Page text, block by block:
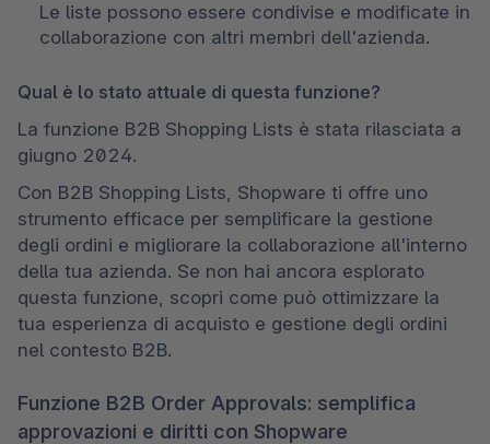
Le liste possono essere condivise e modificate in
collaborazione con altri membri dell'azienda.
Qual è lo stato attuale di questa funzione?
La funzione B2B Shopping Lists è stata rilasciata a
giugno 2024.
Con B2B Shopping Lists, Shopware ti offre uno
strumento efficace per semplificare la gestione
degli ordini e migliorare la collaborazione all'interno
della tua azienda. Se non hai ancora esplorato
questa funzione, scopri come può ottimizzare la
tua esperienza di acquisto e gestione degli ordini
nel contesto B2B.
Funzione B2B Order Approvals: semplifica
approvazioni e diritti con Shopware